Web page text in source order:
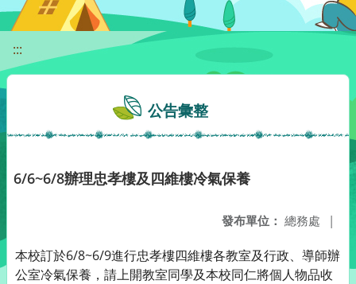
:::
公告彙整
6/6~6/8辦理忠孝樓及四維樓冷氣保養
發布單位： 總務處 |
本校訂於6/8~6/9進行忠孝樓四維樓各教室及行政、導師辦
公室冷氣保養，請上開教室同學及本校同仁將個人物品收